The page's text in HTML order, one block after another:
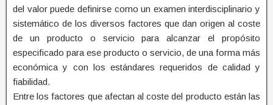
del valor puede definirse como un examen interdisciplinario y
sistemático de los diversos factores que dan origen al coste
de un producto o servicio para alcanzar el propósito
especificado para ese producto o servicio, de una forma más
económica y con los estándares requeridos de calidad y
fiabilidad.
Entre los factores que afectan al coste del producto están las